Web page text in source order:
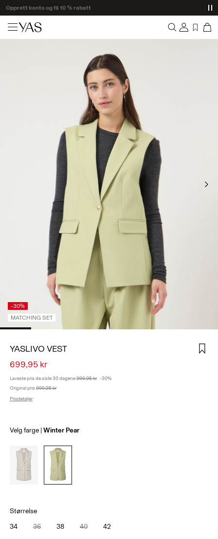
Ønskeliste
Støtte
Logg ut
Matchende sett
Occasionwear
High Summer
NORGE
/
NORSK
-30%
MATCHING SET
YASLIVO VEST
699,95 kr
Laveste pris de siste 30 dagene999,95 kr -30%
Original pris999,95 kr
Prisdetaljer
Velg farge Winter Pear
Størrelse
34
36 38 40 42